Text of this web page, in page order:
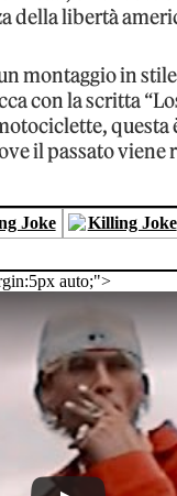
della libertà
montaggio in
con la scritta
questa
il passato viene
auto;">